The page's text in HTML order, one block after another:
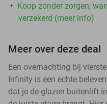
Koop zonder zorgen,
verzekerd (meer info)
Meer over deze deal
Een overnachting bij
Infinity is een echte
dat je de glazen buitenlift